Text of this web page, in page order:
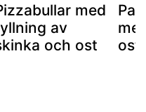
med
av
och ost
ost